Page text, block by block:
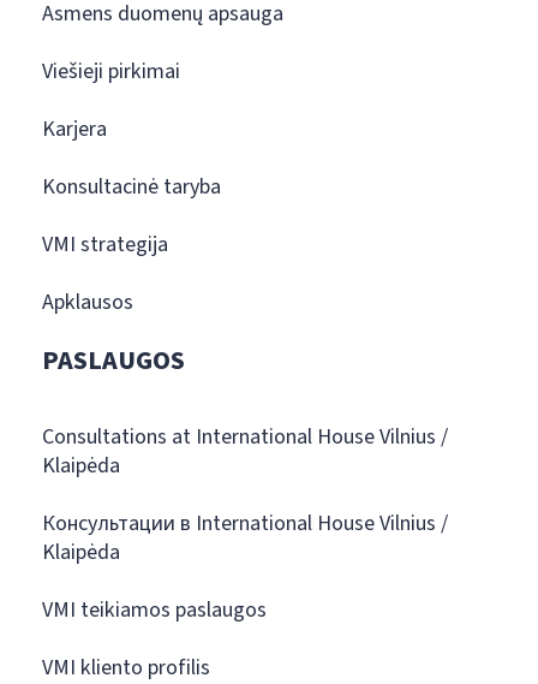
Asmens duomenų apsauga
Viešieji pirkimai
Karjera
Konsultacinė taryba
VMI strategija
Apklausos
PASLAUGOS
Consultations at International House Vilnius /
Klaipėda
Консультации в International House Vilnius /
Klaipėda
VMI teikiamos paslaugos
VMI kliento profilis